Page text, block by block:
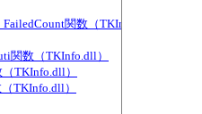
関数（TKInfo.dll）
関数（TKInfo.dll）
TKInfo.dll）
TKInfo.dll）